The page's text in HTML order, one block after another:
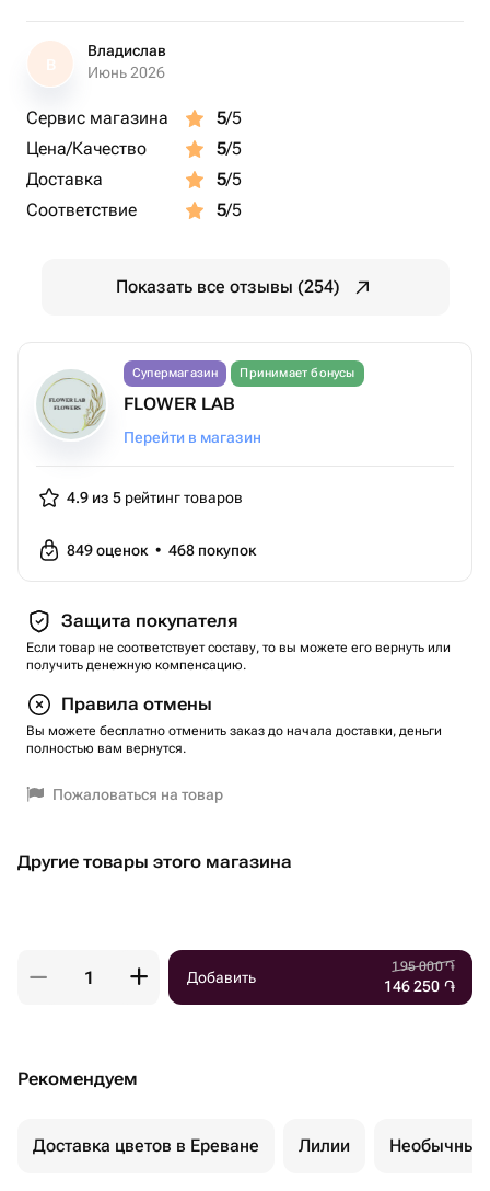
В
Владислав
Июнь 2026
Сервис магазина 5/5
Цена/Качество
5/5
Доставка
5/5
Соответствие
5/5
Показать все отзывы (254)
Супермагазин Принимает бонусы
FLOWER LAB
Перейти в магазин
4.9 из 5 рейтинг товаров
849оценок • 468 покупок
Защита покупателя
Если товар не соответствует составу, то вы можете его вернуть или
получить денежную компенсацию.
Правила отмены
Вы можете бесплатно отменить заказ до начала доставки, деньги
полностью вам вернутся.
Пожаловаться на товар
Другие товары этого магазина
Добавить
195 000֏
146 250 ֏
Рекомендуем
Доставка цветов в Ереване Лилии Необычные